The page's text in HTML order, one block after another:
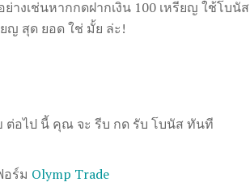
งเช่นหากกดฝากเงิน 100 เหรียญ ใช้โบนัส
ญ สุด ยอด ใช่ มั้ย ล่ะ!
ต่อไป นี้ คุณ จะ รีบ กด รับ โบนัส ทันที
ร์ม Olymp Trade